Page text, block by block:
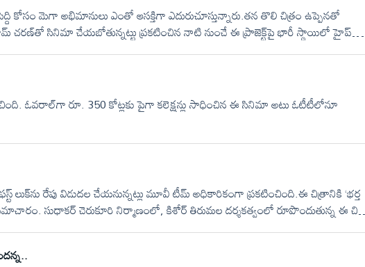
మెగా అభిమానులు ఎంతో ఆసక్తిగా ఎదురుచూస్తున్నారు.తన తొలి చిత్రం ఉప్పెనతో
రామ్ చరణ్‌తో సినిమా చేయబోతున్నట్టు ప్రకటించిన నాటి నుంచే ఈ ప్రాజెక్ట్‌పై భారీ స్థాయిలో హైప్
బయటకు వచ్చినా .. వెంటనే అభిమానుల్లో రెట్టింపు ఉత్సాహం నింపుతుంది.ఇప్పటికే
పై ఉన్న హైప్‌ను మరింతగా పెంచేశాయి. తాజాగా ఈ సినిమా నుండి విడుదలైన “చిక్కిరి చిక్కిరి” పాట
ఓవరాల్‌గా రూ. 350 కోట్లకు పైగా కలెక్షన్లు సాధించిన ఈ సినిమా అటు ఓటీటీలోనూ
రేపు విడుదల చేయనున్నట్లు మూవీ టీమ్ అధికారికంగా ప్రకటించింది.ఈ చిత్రానికి ‘భర్త
సమాచారం. సుధాకర్ చెరుకూరి నిర్మాణంలో, కిశోర్ తిరుమల దర్శకత్వంలో రూపొందుతున్న ఈ
రానుంది. ఇందులో ఆశికా రంగనాథ్ హీరోయిన్‌గా నటిస్తోంది. సంగీతాన్ని భీమ్స్ సిసిరోలియో
రవితేజకు ఈ సినిమా మళ్లీ విజయాన్ని అందిస్తుందేమో చూడాలి.